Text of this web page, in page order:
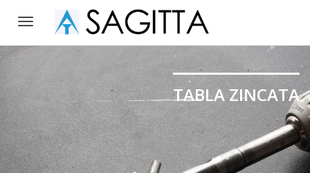
navigation TABLA ZINCATA